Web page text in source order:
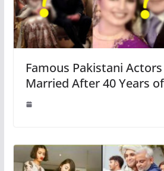
Famous Pakistani
Married After 40 Years